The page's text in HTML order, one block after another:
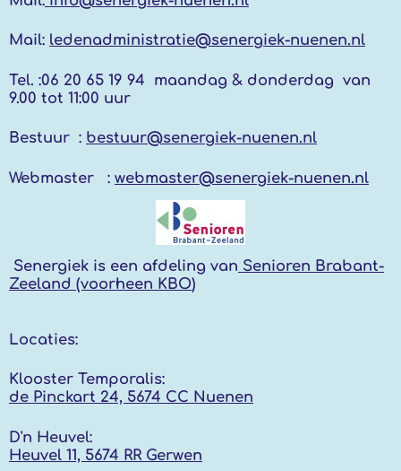
Mail: ledenadministratie@senergiek-nuenen.nl
Tel. :06 20 65 19 94 maandag & donderdag van
9.00 tot 11:00 uur
Bestuur : bestuur@senergiek-nuenen.nl
Webmaster : webmaster@senergiek-nuenen.nl
Senergiek is een afdeling van Senioren Brabant-
Zeeland (voorheen KBO)
Locaties:
Klooster Temporalis:
de Pinckart 24, 5674 CC Nuenen
D'n Heuvel:
Heuvel 11, 5674 RR Gerwen